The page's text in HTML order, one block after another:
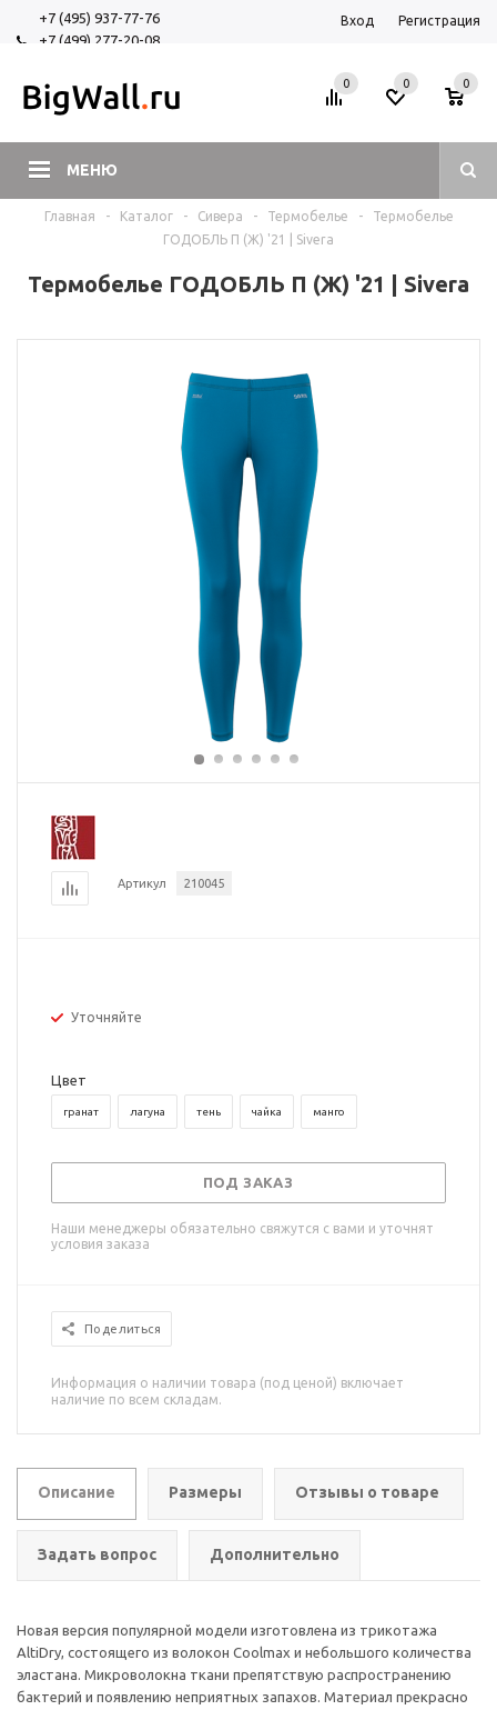
+7 (495) 937-77-76
+7 (499) 277-20-08
Вход Регистрация
МЕНЮ
0 0
0
Главная - Каталог - Сивера - Термобелье -
Термобелье
ГОДОБЛЬ П (Ж) '21 | Sivera
Термобелье ГОДОБЛЬ П (Ж) '21 | Sivera
Артикул 210045
Уточняйте
Цвет
гранат лагуна тень чайка манго
ПОД ЗАКАЗ
Наши менеджеры обязательно свяжутся с вами и уточнят
условия заказа
Поделиться
Информация о наличии товара (под ценой) включает
наличие по всем складам.
Описание Размеры Отзывы о товаре
Задать вопрос Дополнительно
Новая версия популярной модели изготовлена из трикотажа
AltiDry, состоящего из волокон Coolmax и небольшого количества
эластана. Микроволокна ткани препятствую распространению
бактерий и появлению неприятных запахов. Материал прекрасно